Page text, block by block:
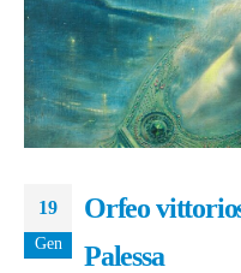
19
Gen
Orfeo
Palessa